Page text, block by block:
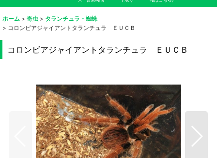
ホーム > 奇虫 > タランチュラ・蜘蛛
> コロンビアジャイアントタランチュラ ＥＵＣＢ
コロンビアジャイアントタランチュラ ＥＵＣＢ